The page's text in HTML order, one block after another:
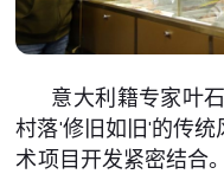
意大利籍专家叶
村落'修旧如旧'的传
术项目开发紧密结合